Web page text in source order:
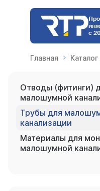
с
Главная Каталог
Отводы (фитинги)
малошумной
Трубы для
канализации
Материалы для
малошумной